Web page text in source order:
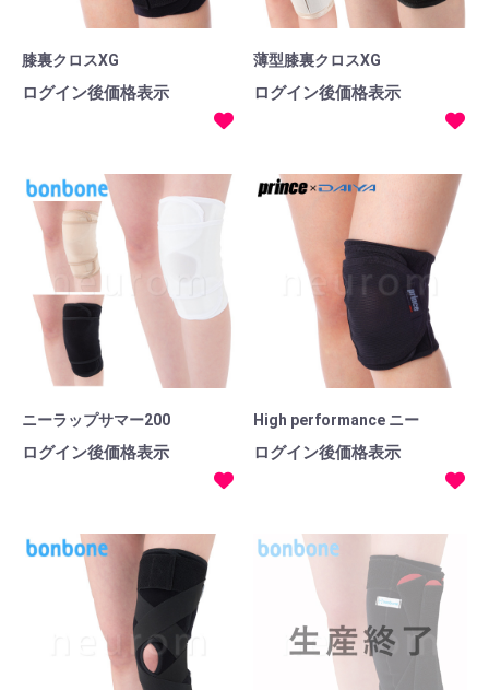
膝裏クロスXG
ログイン後価格表示
薄型膝裏クロスXG
ログイン後価格表示
ニーラップサマー200
ログイン後価格表示
High performance ニー
ログイン後価格表示